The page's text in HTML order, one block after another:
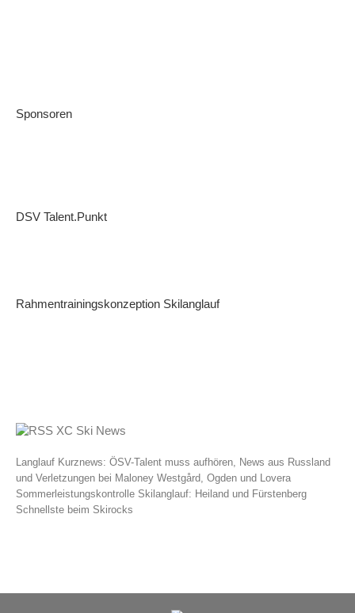
Sponsoren
DSV Talent.Punkt
Rahmentrainingskonzeption Skilanglauf
XC Ski News
Langlauf Kurznews: ÖSV-Talent muss aufhören, News aus Russland
und Verletzungen bei Maloney Westgård, Ogden und Lovera
Sommerleistungskontrolle Skilanglauf: Heiland und Fürstenberg
Schnellste beim Skirocks